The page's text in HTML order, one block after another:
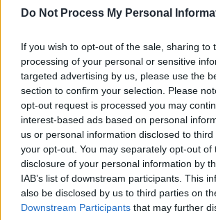
Do Not Process My Personal
If you wish to opt-out of the sale, sharing to
processing of your personal or sensitive
targeted advertising by us, please use the
section to confirm your selection. Please
opt-out request is processed you may
interest-based ads based on personal
us or personal information disclosed to
your opt-out. You may separately opt-out of
disclosure of your personal information by
IAB’s list of downstream participants. This
also be disclosed by us to third parties on
Downstream Participants that may further
Ο Μπιμπίλας θα είναι καλό
από τη Ζωή Κωνσταντοπούλου,
τον Νίκο Κωνσταντόπουλο, με
μέχρι πριν λίγους μήνες
μαζί την οικογένεια
CFO της Folli Follie στο Χονγκ
δίκη που διήρκεσε άνω των 2
κανείς αυτό το χρονικό
χαρακτήρισε ως δικηγόρους
αλλά επιφανείς ποινικολόγους.